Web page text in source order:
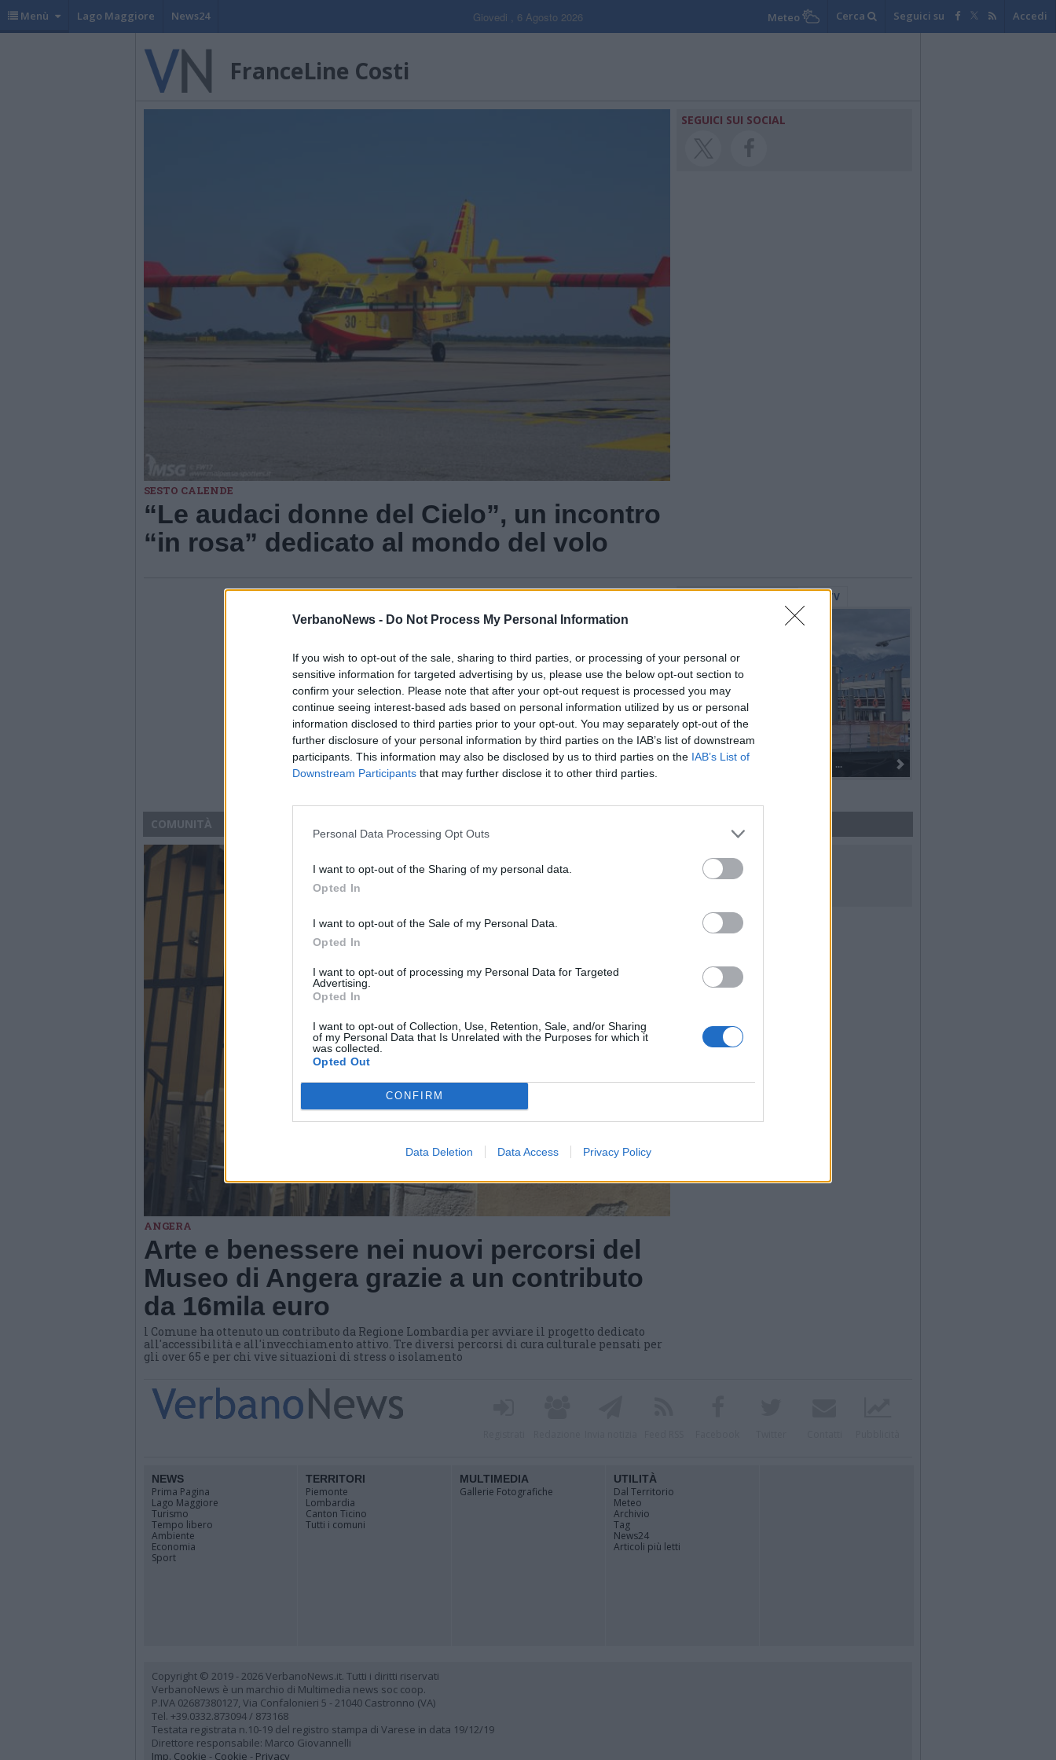
VerbanoNews - Do Not Process My Personal Information
If you wish to opt-out of the sale, sharing to third parties, or processing of your personal or
sensitive information for targeted advertising by us, please use the below opt-out section to
confirm your selection. Please note that after your opt-out request is processed you may
continue seeing interest-based ads based on personal information utilized by us or personal
information disclosed to third parties prior to your opt-out. You may separately opt-out of the
further disclosure of your personal information by third parties on the IAB’s list of downstream
participants. This information may also be disclosed by us to third parties on the IAB’s List of
Downstream Participants that may further disclose it to other third parties.
Personal Data Processing Opt Outs
I want to opt-out of the Sharing of my personal data.
Opted In
I want to opt-out of the Sale of my Personal Data.
Opted In
I want to opt-out of processing my Personal Data for Targeted
Advertising.
Opted In
I want to opt-out of Collection, Use, Retention, Sale, and/or Sharing
of my Personal Data that Is Unrelated with the Purposes for which it
was collected.
Opted Out
CONFIRM
Data Deletion Data Access Privacy Policy
Menù Lago Maggiore News24 Giovedi , 6 Agosto 2026 Meteo Cerca Seguici su Accedi
FranceLine Costi
SESTO CALENDE
“Le audaci donne del Cielo”, un incontro
“in rosa” dedicato al mondo del volo
SEGUICI SUI SOCIAL
WebTV
Dall’oro alla fiaccola: ...
COMUNITÀ
ANGERA
Arte e benessere nei nuovi percorsi del
Museo di Angera grazie a un contributo
da 16mila euro
l Comune ha ottenuto un contributo da Regione Lombardia per avviare il progetto dedicato
all'accessibilità e all'invecchiamento attivo. Tre diversi percorsi di cura culturale pensati per
gli over 65 e per chi vive situazioni di stress o isolamento
SEGUICI SUI SOCIAL
NEWS
Prima Pagina
Lago Maggiore
Turismo
Tempo libero
Ambiente
Economia
Sport
TERRITORI
Piemonte
Lombardia
Canton Ticino
Tutti i comuni
MULTIMEDIA
Gallerie Fotografiche
UTILITÀ
Dal Territorio
Meteo
Archivio
Tag
News24
Articoli più letti
Copyright © 2019 - 2026 VerbanoNews.it. Tutti i diritti riservati
VerbanoNews è un marchio di Multimedia news soc coop.
P.IVA 02687380127, Via Confalonieri 5 - 21040 Castronno (VA)
Tel. +39.0332.873094 / 873168
Testata registrata n.10-19 del registro stampa di Varese in data 19/12/19
Direttore responsabile: Marco Giovannelli
Imp. Cookie - Cookie - Privacy